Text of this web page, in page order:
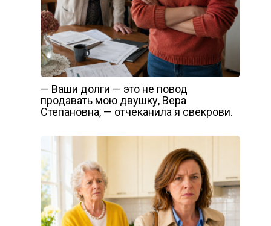
— Ваши долги — это не повод
продавать мою двушку, Вера
Степановна, — отчеканила я свекрови.